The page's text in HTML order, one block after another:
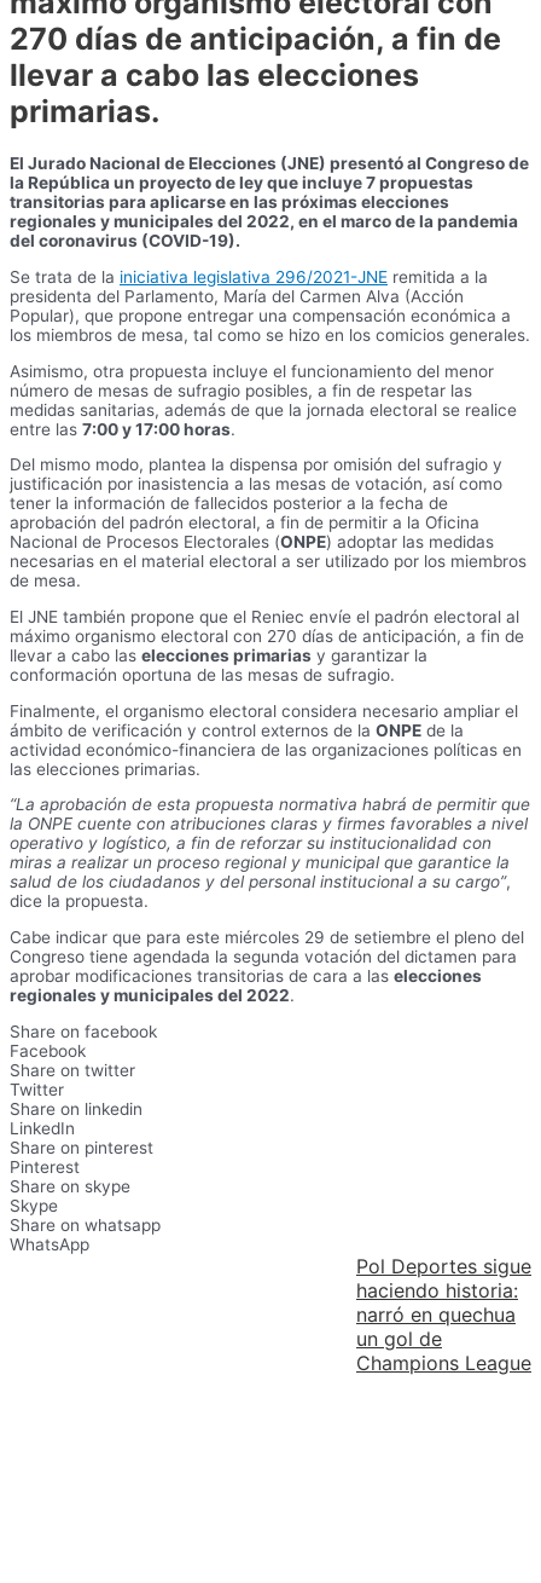
270 días de anticipación, a fin de
llevar a cabo las elecciones
primarias.
El Jurado Nacional de Elecciones (JNE) presentó al Congreso de
la República un proyecto de ley que incluye 7 propuestas
transitorias para aplicarse en las próximas elecciones
regionales y municipales del 2022, en el marco de la pandemia
del coronavirus (COVID-19).
Se trata de la iniciativa legislativa 296/2021-JNE remitida a la
presidenta del Parlamento, María del Carmen Alva (Acción
Popular), que propone entregar una compensación económica a
los miembros de mesa, tal como se hizo en los comicios generales.
Asimismo, otra propuesta incluye el funcionamiento del menor
número de mesas de sufragio posibles, a fin de respetar las
medidas sanitarias, además de que la jornada electoral se realice
entre las 7:00 y 17:00 horas.
Del mismo modo, plantea la dispensa por omisión del sufragio y
justificación por inasistencia a las mesas de votación, así como
tener la información de fallecidos posterior a la fecha de
aprobación del padrón electoral, a fin de permitir a la Oficina
Nacional de Procesos Electorales (ONPE) adoptar las medidas
necesarias en el material electoral a ser utilizado por los miembros
de mesa.
El JNE también propone que el Reniec envíe el padrón electoral al
máximo organismo electoral con 270 días de anticipación, a fin de
llevar a cabo las elecciones primarias y garantizar la
conformación oportuna de las mesas de sufragio.
Finalmente, el organismo electoral considera necesario ampliar el
ámbito de verificación y control externos de la ONPE de la
actividad económico-financiera de las organizaciones políticas en
las elecciones primarias.
“La aprobación de esta propuesta normativa habrá de permitir que
la ONPE cuente con atribuciones claras y firmes favorables a nivel
operativo y logístico, a fin de reforzar su institucionalidad con
miras a realizar un proceso regional y municipal que garantice la
salud de los ciudadanos y del personal institucional a su cargo”,
dice la propuesta.
Cabe indicar que para este miércoles 29 de setiembre el pleno del
Congreso tiene agendada la segunda votación del dictamen para
aprobar modificaciones transitorias de cara a las elecciones
regionales y municipales del 2022.
Share on facebook
Facebook
Share on twitter
Twitter
Share on linkedin
LinkedIn
Share on pinterest
Pinterest
Share on skype
Skype
Share on whatsapp
WhatsApp
Pol Deportes sigue
haciendo historia:
narró en quechua
un gol de
Champions League